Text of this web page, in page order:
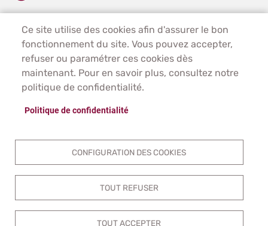
Ce site utilise des cookies afin d'assurer le bon
fonctionnement du site. Vous pouvez accepter,
refuser ou paramétrer ces cookies dès
maintenant. Pour en savoir plus, consultez notre
politique de confidentialité.
Politique de confidentialité
CONFIGURATION DES COOKIES
TOUT REFUSER
TOUT ACCEPTER
PIED DE PAGE - CHOUILLY
ACCUEIL
PLAN DU SITE
CONTACT
MENTIONS LÉGALES
ACCESSIBILITÉ